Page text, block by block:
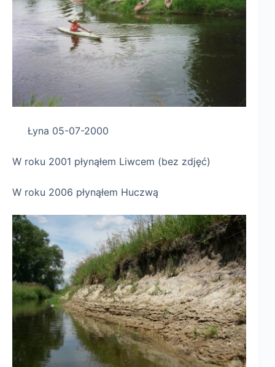
Łyna 05-07-2000
W roku 2001 płynąłem Liwcem (bez zdjęć)
W roku 2006 płynąłem Huczwą